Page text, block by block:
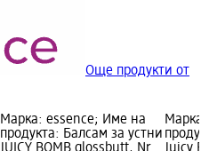
Още продукти от
Марка: essence; Име на
продукта: Балсам за устни
Марка: